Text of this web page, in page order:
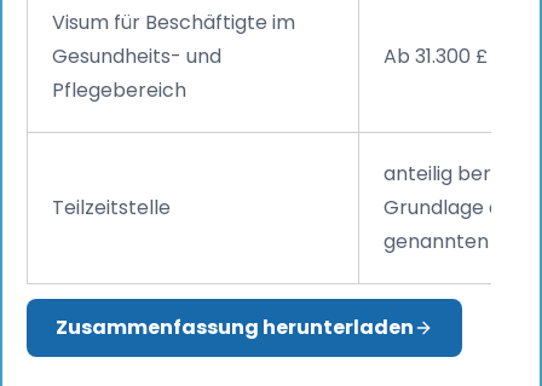
Visum für Beschäftigte im
Gesundheits- und
Pflegebereich
Ab 31.300 £
Teilzeitstelle
anteilig
Grundlage der
genannten
Zusammenfassung herunterladen